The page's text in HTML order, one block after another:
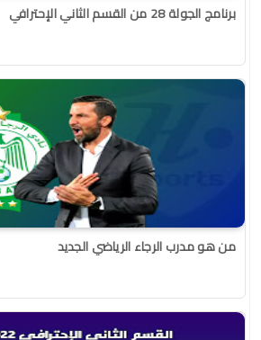
برنامج الجولة 28 من القسم الثاني الإحترافي
من هو مدرب الرجاء الرياضي الجديد